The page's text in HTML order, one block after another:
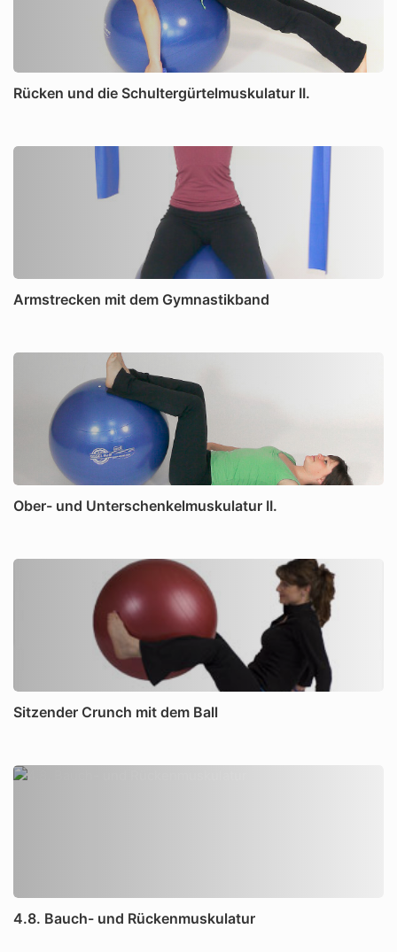
Rücken und die Schultergürtelmuskulatur II.
Armstrecken mit dem Gymnastikband
Ober- und Unterschenkelmuskulatur II.
Sitzender Crunch mit dem Ball
4.8. Bauch- und Rückenmuskulatur